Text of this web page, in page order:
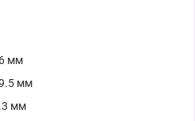
мм
мм
мм